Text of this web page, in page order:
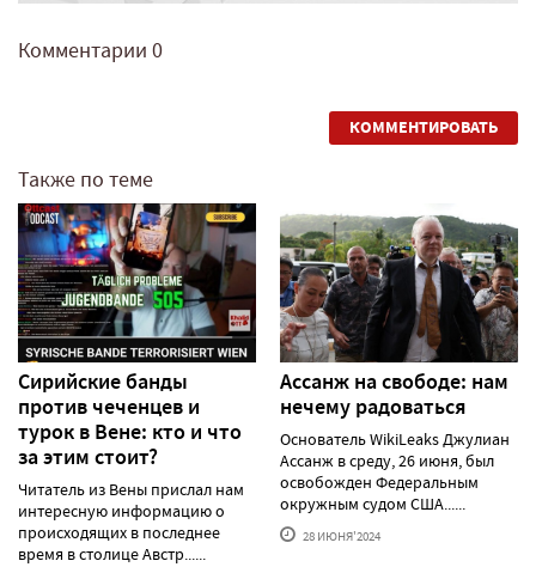
Комментарии 0
КОММЕНТИРОВАТЬ
Также по теме
Сирийские банды
против чеченцев и
турок в Вене: кто и что
за этим стоит?
Читатель из Вены прислал нам
интересную информацию о
происходящих в последнее
время в столице Австр......
Ассанж на свободе: нам
нечему радоваться
Основатель WikiLeaks Джулиан
Ассанж в среду, 26 июня, был
освобожден Федеральным
окружным судом США......
28 ИЮНЯ'2024